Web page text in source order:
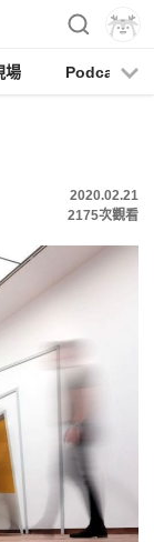
場 Podcast
2020.02.21
2175次觀看